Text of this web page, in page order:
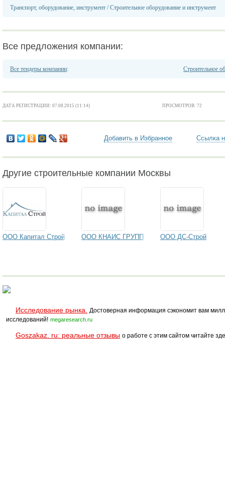
Транспорт, оборудование, инструмент /Строительное оборудование и инструмент
Все предложения компании:
Все тендеры компании: Строительное
ДАТА РЕГИСТРАЦИИ: 07.08.2015 (11:14) ПРОСМОТРОВ: 72
Добавить в Избранное Ссылка
Другие строительные компании Москвы
ООО Капитал Строй ООО КНАИС ГРУПП ООО ДС-Строй
Исследование рынка.
Достоверная информация сэкономит вам
исследований! megaresearch.ru
Goszakaz. ru: реальные отзывы о работе с этим сайтом читайте